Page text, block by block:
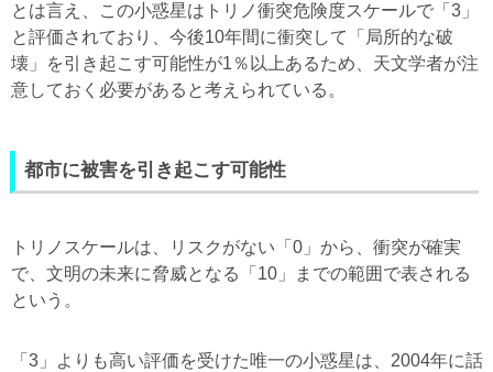
とは言え、この小惑星はトリノ衝突危険度スケールで「3」
と評価されており、今後10年間に衝突して「局所的な破
壊」を引き起こす可能性が1％以上あるため、天文学者が注
意しておく必要があると考えられている。
都市に被害を引き起こす可能性
トリノスケールは、リスクがない「0」から、衝突が確実
で、文明の未来に脅威となる「10」までの範囲で表される
という。
「3」よりも高い評価を受けた唯一の小惑星は、2004年に話